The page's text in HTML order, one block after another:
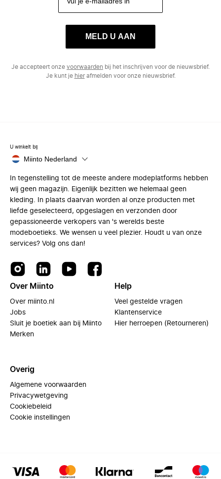
MELD U AAN
Je accepteert onze voorwaarden bij het inschrijven voor de nieuwsbrief.
Je kunt je hierafmelden voor onze nieuwsbrief.
U winkelt bij
Miinto Nederland
In tegenstelling tot de meeste andere modeplatforms hebben
wij geen magazijn. Eigenlijk bezitten we helemaal geen
kleding. In plaats daarvan worden al onze producten met
liefde geselecteerd, opgeslagen en verzonden door
gepassioneerde verkopers van 's werelds beste
modeboetieks. We wensen u veel plezier. Houdt u van onze
services? Volg ons dan!
Over Miinto
Over miinto.nl
Jobs
Sluit je boetiek aan bij Miinto
Merken
Help
Veel gestelde vragen
Klantenservice
Hier herroepen (Retourneren)
Overig
Algemene voorwaarden
Privacywetgeving
Cookiebeleid
Cookie instellingen